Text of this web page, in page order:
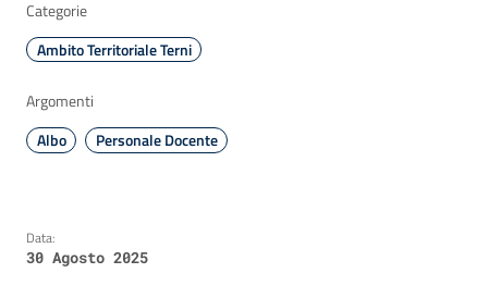
Categorie
Ambito Territoriale Terni
Argomenti
Albo
Personale Docente
Data:
30 Agosto 2025